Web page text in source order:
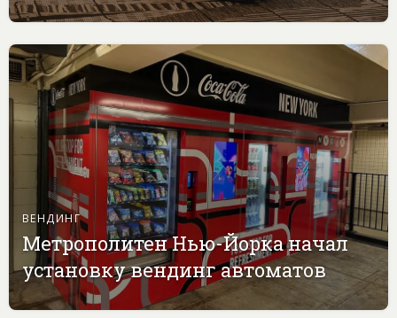
ВЕНДИНГ
Метрополитен Нью-Йорка начал
установку вендинг автоматов